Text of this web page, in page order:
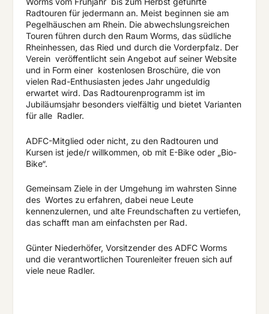
Radtouren für jedermann an. Meist beginnen sie am
Pegelhäuschen am Rhein. Die abwechslungsreichen
Touren führen durch den Raum Worms, das südliche
Rheinhessen, das Ried und durch die Vorderpfalz. Der
Verein veröffentlicht sein Angebot auf seiner Website
und in Form einer kostenlosen Broschüre, die von
vielen Rad-Enthusiasten jedes Jahr ungeduldig
erwartet wird. Das Radtourenprogramm ist im
Jubiläumsjahr besonders vielfältig und bietet Varianten
für alle Radler.
ADFC-Mitglied oder nicht, zu den Radtouren und
Kursen ist jede/r willkommen, ob mit E-Bike oder „Bio-
Bike“.
Gemeinsam Ziele in der Umgehung im wahrsten Sinne
des Wortes zu erfahren, dabei neue Leute
kennenzulernen, und alte Freundschaften zu vertiefen,
das schafft man am einfachsten per Rad.
Günter Niederhöfer, Vorsitzender des ADFC Worms
und die verantwortlichen Tourenleiter freuen sich auf
viele neue Radler.